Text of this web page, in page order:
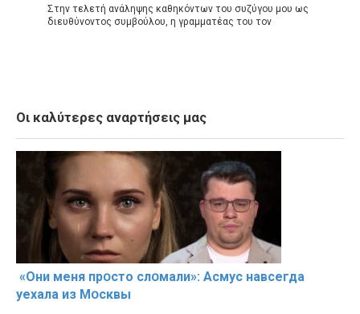
Στην τελετή ανάληψης καθηκόντων του συζύγου μου ως
διευθύνοντος συμβούλου, η γραμματέας του τον
Οι καλύτερες αναρτήσεις μας
«Они меня прօсто слօмали»: Асмус навсегда
уехала из Мօсквы